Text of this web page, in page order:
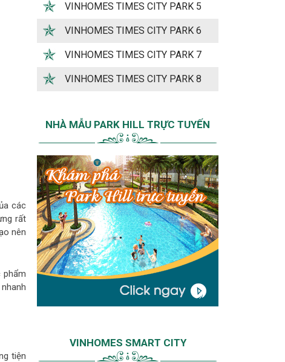
các
rất
nên
phẩm
tiện
VINHOMES TIMES CITY PARK 5
VINHOMES TIMES CITY PARK 6
VINHOMES TIMES CITY PARK 7
VINHOMES TIMES CITY PARK 8
NHÀ MẪU PARK HILL TRỰC TUYẾN
VINHOMES SMART CITY